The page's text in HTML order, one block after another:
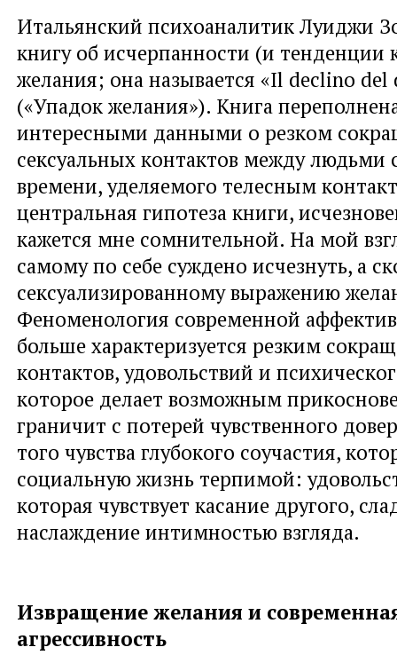
Итальянский психоаналитик Луиджи
книгу об исчерпанности (и тенденции
желания; она называется «Il declino del
(«Упадок желания»). Книга
интересными данными о резком
сексуальных контактов между людьми
времени, уделяемого телесным
центральная гипотеза книги,
кажется мне сомнительной. На мой
самому по себе суждено исчезнуть, а
сексуализированному выражению
Феноменология современной
больше характеризуется резким
контактов, удовольствий и
которое делает возможным
граничит с потерей чувственного
того чувства глубокого соучастия,
социальную жизнь терпимой:
которая чувствует касание другого,
наслаждение интимностью взгляда.
Извращение желания и
агрессивность